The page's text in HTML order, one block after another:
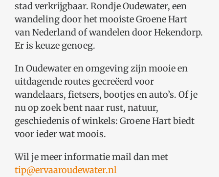
stad verkrijgbaar. Rondje Oudewater, een
wandeling door het mooiste Groene Hart
van Nederland of wandelen door Hekendorp.
Er is keuze genoeg.
In Oudewater en omgeving zijn mooie en
uitdagende routes gecreëerd voor
wandelaars, fietsers, bootjes en auto’s. Of je
nu op zoek bent naar rust, natuur,
geschiedenis of winkels: Groene Hart biedt
voor ieder wat moois.
Wil je meer informatie mail dan met
tip@ervaaroudewater.nl